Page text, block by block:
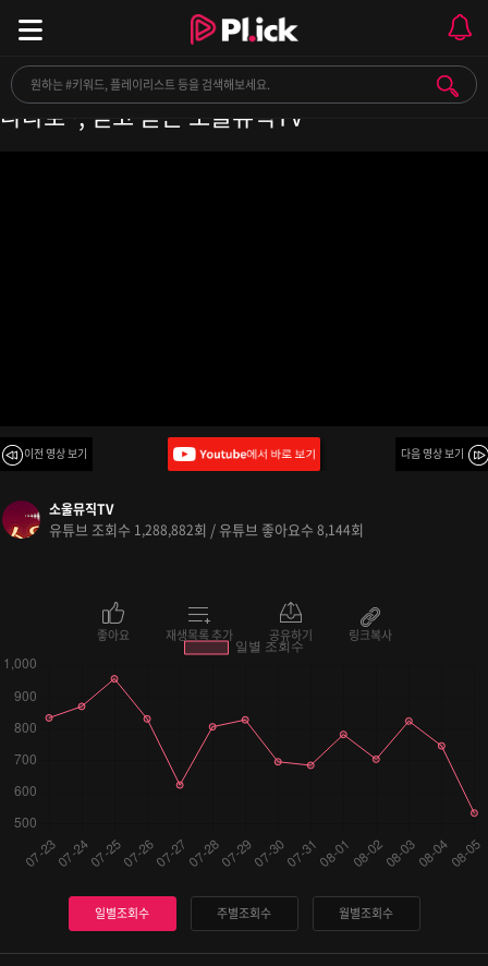
동요 모음 50곡 듣기, 어른, 아이 할것없이 동심의
나라로~, 믿고 듣는 소울뮤직TV
이전 영상 보기 다음 영상 보기
소울뮤직TV
유튜브 조회수 1,288,882회 / 유튜브 좋아요수 8,144회
좋아요 재생목록 추가 공유하기 링크복사
일별조회수 주별조회수 월별조회수